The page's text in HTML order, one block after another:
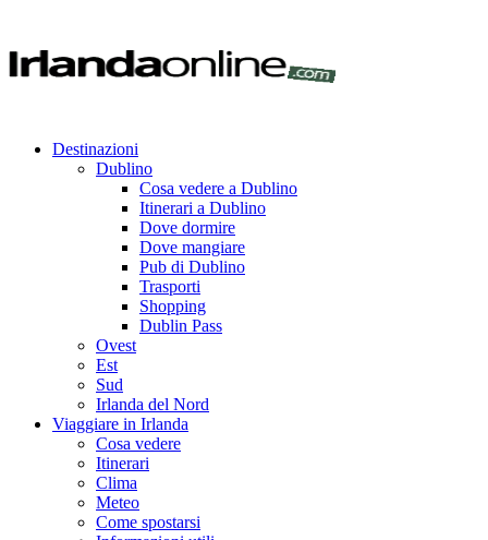
Destinazioni
Dublino
Cosa vedere a Dublino
Itinerari a Dublino
Dove dormire
Dove mangiare
Pub di Dublino
Trasporti
Shopping
Dublin Pass
Ovest
Est
Sud
Irlanda del Nord
Viaggiare in Irlanda
Cosa vedere
Itinerari
Clima
Meteo
Come spostarsi